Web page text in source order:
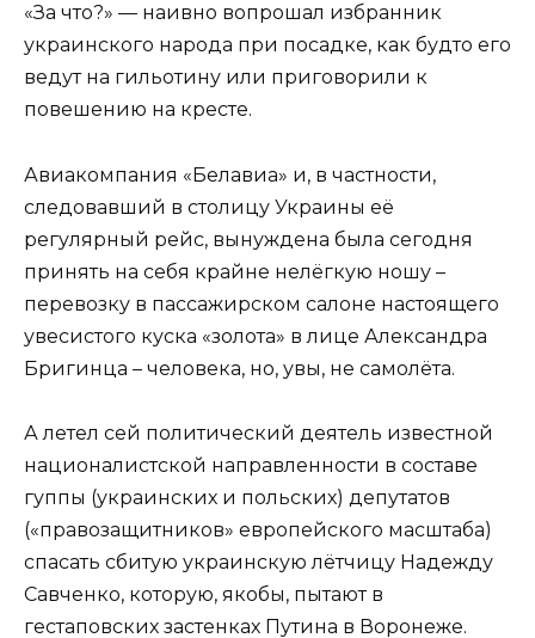
«За что?» — наивно вопрошал избранник
украинского народа при посадке, как будто его
ведут на гильотину или приговорили к
повешению на кресте.
Авиакомпания «Белавиа» и, в частности,
следовавший в столицу Украины её
регулярный рейс, вынуждена была сегодня
принять на себя крайне нелёгкую ношу –
перевозку в пассажирском салоне настоящего
увесистого куска «золота» в лице Александра
Бригинца – человека, но, увы, не самолёта.
А летел сей политический деятель известной
националистской направленности в составе
гуппы (украинских и польских) депутатов
(«правозащитников» европейского масштаба)
спасать сбитую украинскую лётчицу Надежду
Савченко, которую, якобы, пытают в
гестаповских застенках Путина в Воронеже.